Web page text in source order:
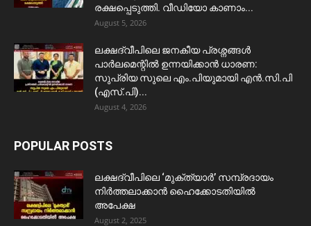
രക്ഷപ്പെടുത്തി. വീഡിയോ കാണാം...
August 5, 2026
ലക്ഷദ്വീപിലെ ജനകീയ പ്രശ്നങ്ങൾ
പാർലമെന്റിൽ ഉന്നയിക്കാൻ ധാരണ:
സുപ്രിയ സുലെ എം.പിയുമായി എൻ.സി.പി
(എസ്.പി)...
August 4, 2026
POPULAR POSTS
ലക്ഷദ്വീപിലെ ‘മുക്ത്യാർ’ സമ്പ്രദായം
നിർത്തലാക്കാൻ ഹൈക്കോടതിയിൽ
അപേക്ഷ
August 2, 2025